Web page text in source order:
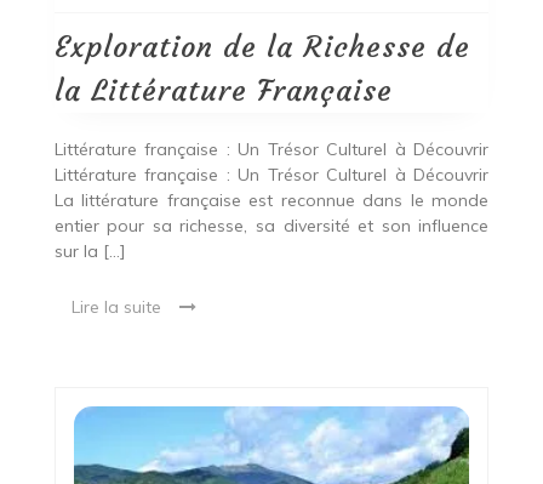
la
Littérature
Française
Exploration de la Richesse de
la Littérature Française
Littérature française : Un Trésor Culturel à Découvrir
Littérature française : Un Trésor Culturel à Découvrir
La littérature française est reconnue dans le monde
entier pour sa richesse, sa diversité et son influence
sur la […]
Lire la suite